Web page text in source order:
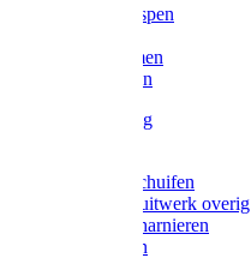
Vijlen / Raspen
Lijmklemmen
Waterpassen
Bouwbeslag
Grendels/schuifen
Hang en sluitwerk overig
Hengen/scharnieren
Scharnieren